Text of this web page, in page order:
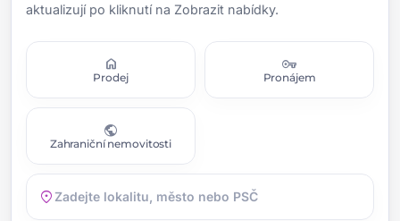
aktualizují po kliknutí na Zobrazit nabídky.
home
Prodej
vpn_key
Pronájem
public
Zahraniční nemovitosti
location_on